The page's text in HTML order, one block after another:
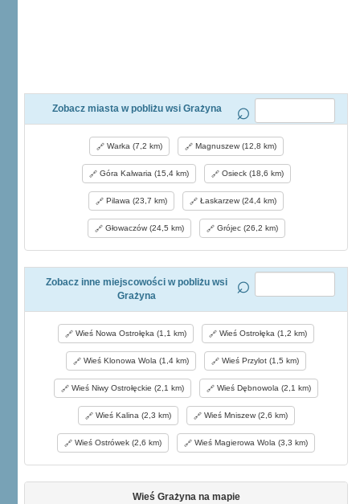
Zobacz miasta w pobliżu wsi Grażyna
Warka (7,2 km) Magnuszew (12,8 km)
Góra Kalwaria (15,4 km) Osieck (18,6 km)
Pilawa (23,7 km) Łaskarzew (24,4 km)
Głowaczów (24,5 km) Grójec (26,2 km)
Zobacz inne miejscowości w pobliżu wsi
Grażyna
Wieś Nowa Ostrołęka (1,1 km) Wieś Ostrołęka (1,2 km)
Wieś Klonowa Wola (1,4 km) Wieś Przylot (1,5 km)
Wieś Niwy Ostrołęckie (2,1 km) Wieś Dębnowola (2,1 km)
Wieś Kalina (2,3 km) Wieś Mniszew (2,6 km)
Wieś Ostrówek (2,6 km) Wieś Magierowa Wola (3,3 km)
Wieś Grażyna na mapie